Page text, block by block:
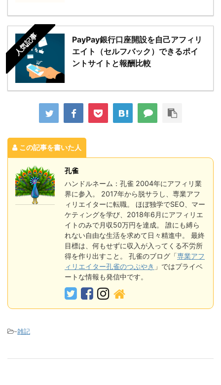
人気記事
PayPay銀行口座開設を自己アフィリ
エイト（セルフバック）できるポイ
ントサイトと報酬比較
この記事を書いた人
孔雀
ハンドルネーム：孔雀 2004年にアフィリ業
界に参入。 2017年から脱サラし、専業アフ
ィリエイターに転職。 ほぼ独学でSEO、マー
ケティングを学び、2018年6月にアフィリエ
イトのみで月収50万円を達成。 誰にも縛ら
れない自由な生活を求めて日々精進中。 最終
目標は、何もせずに収入が入ってくる不労所
得を作り出すこと。 孔雀のブログ「専業アフ
ィリエイター孔雀のつぶやき 」ではプライベ
ートな情報も発信中です。
-雑記